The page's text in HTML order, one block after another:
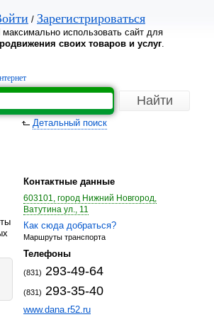
/ Зарегистрироваться
максимально использовать сайт для
своих товаров и услуг.
Детальный поиск
Контактные данные
603101, город Нижний Новгород,
Ватутина ул., 11
Как сюда добраться?
Маршруты транспорта
Телефоны
(831) 293-49-64
(831) 293-35-40
www.dana.r52.ru